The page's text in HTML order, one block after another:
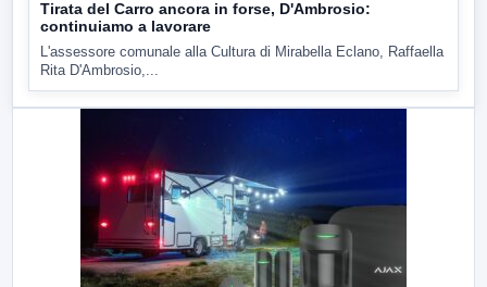
Tirata del Carro ancora in forse, D'Ambrosio:
continuiamo a lavorare
L'assessore comunale alla Cultura di Mirabella Eclano, Raffaella
Rita D'Ambrosio,...